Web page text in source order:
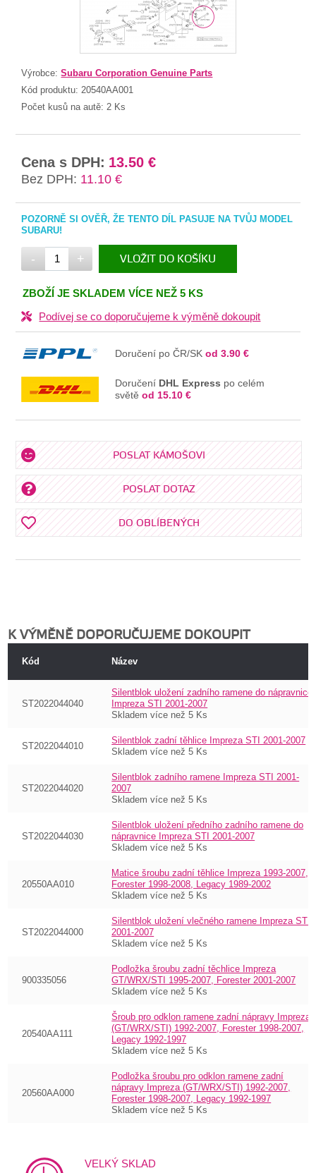
Výrobce:Subaru Corporation Genuine Parts
Kód produktu: 20540AA001
Počet kusů na autě: 2 Ks
Cena s DPH: 13.50 €
Bez DPH: 11.10 €
POZORNĚ SI OVĚŘ, ŽE TENTO DÍL PASUJE NA TVŮJ MODEL
SUBARU!
- + VLOŽIT DO KOŠÍKU
V KOŠÍKU
ZBOŽÍ JE SKLADEM VÍCE NEŽ 5 KS
Podívej se co doporučujeme k výměně dokoupit
Doručení po ČR/SKod 3.90 €
Doručení DHL Express po celém
světěod 15.10 €
POSLAT KÁMOŠOVI
POSLAT DOTAZ
DO OBLÍBENÝCH
K VÝMĚNĚ DOPORUČUJEME DOKOUPIT
Kód Název
ST2022044040
Silentblok uložení zadního ramene do nápravnice
Impreza STI 2001-2007
Skladem více než 5 Ks
ST2022044010
Silentblok zadní těhlice Impreza STI 2001-2007
Skladem více než 5 Ks
ST2022044020
Silentblok zadního ramene Impreza STI 2001-
2007
Skladem více než 5 Ks
ST2022044030
Silentblok uložení předního zadního ramene do
nápravnice Impreza STI 2001-2007
Skladem více než 5 Ks
20550AA010
Matice šroubu zadní těhlice Impreza 1993-2007,
Forester 1998-2008, Legacy 1989-2002
Skladem více než 5 Ks
ST2022044000
Silentblok uložení vlečného ramene Impreza STI
2001-2007
Skladem více než 5 Ks
900335056
Podložka šroubu zadní těchlice Impreza
GT/WRX/STI 1995-2007, Forester 2001-2007
Skladem více než 5 Ks
20540AA111
Šroub pro odklon ramene zadní nápravy Impreza
(GT/WRX/STI) 1992-2007, Forester 1998-2007,
Legacy 1992-1997
Skladem více než 5 Ks
20560AA000
Podložka šroubu pro odklon ramene zadní
nápravy Impreza (GT/WRX/STI) 1992-2007,
Forester 1998-2007, Legacy 1992-1997
Skladem více než 5 Ks
VELKÝ SKLAD